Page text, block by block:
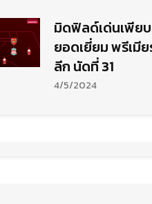
มิดฟิลด์เด่นเพีย
ยอดเยี่ยม พรีเมี
ลีก นัดที่ 31
4/5/2024